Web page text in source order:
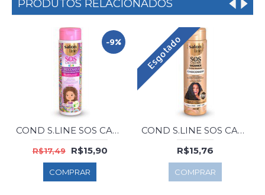
PRODUTOS RELACIONADOS
-9%
COND S.LINE SOS CACHOS KIDS CAM/AL 300ML
R$17,49 R$15,90
COMPRAR
Esgotado
COND S.LINE SOS CACHOS RADIANCE 300ML
R$15,76
COMPRAR